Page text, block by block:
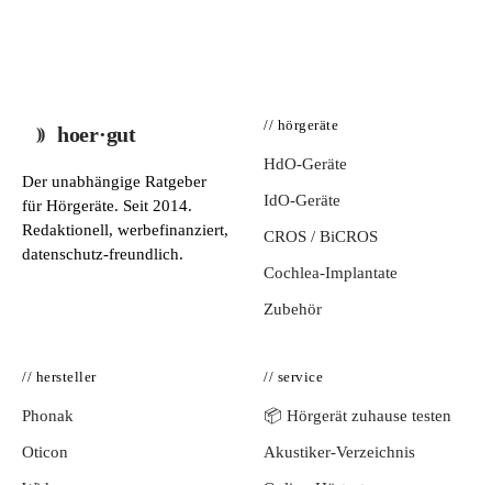
hoer·gut
Der unabhängige Ratgeber
für Hörgeräte. Seit 2014.
Redaktionell, werbefinanziert,
datenschutz-freundlich.
// hörgeräte
HdO-Geräte
IdO-Geräte
CROS / BiCROS
Cochlea-Implantate
Zubehör
// hersteller
Phonak
Oticon
// service
📦 Hörgerät zuhause testen
Akustiker-Verzeichnis